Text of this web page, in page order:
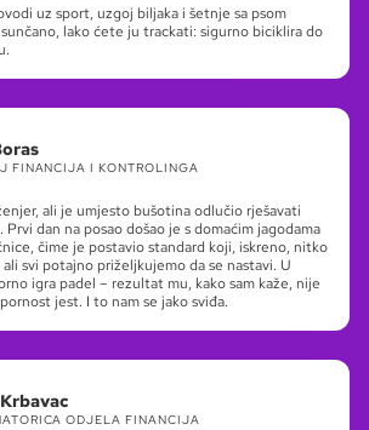
uz sport, uzgoj biljaka i šetnje sa psom
lako ćete ju trackati: sigurno biciklira do
FINANCIJA I KONTROLINGA
ali je umjesto bušotina odlučio rješavati
dan na posao došao je s domaćim jagodama
čime je postavio standard koji, iskreno, nitko
svi potajno priželjkujemo da se nastavi. U
igra padel – rezultat mu, kako sam kaže, nije
jest. I to nam se jako sviđa.
ODJELA FINANCIJA